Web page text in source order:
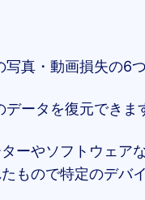
写真・動画損失の6
データを復元できま
ーやソフトウェア
もので特定のデバイ